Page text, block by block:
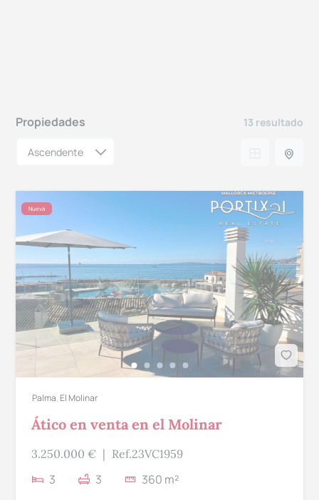
Propiedades 13 resultado
Nueva
Palma, El Molinar
Ático en venta en el Molinar
3.250.000 € | Ref.23VC1959
3 3 360 m²